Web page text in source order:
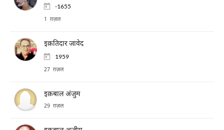
-1655
1 ग़ज़ल
इक़तिदार जावेद
1959
27 ग़ज़ल
इक़बाल अंजुम
29 ग़ज़ल